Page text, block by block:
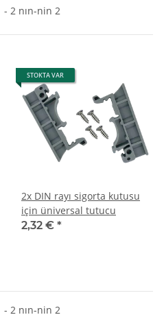
- 2 nın-nin 2
STOKTA VAR
2x DIN rayı sigorta kutusu
için üniversal tutucu
2,32 € *
- 2 nın-nin 2